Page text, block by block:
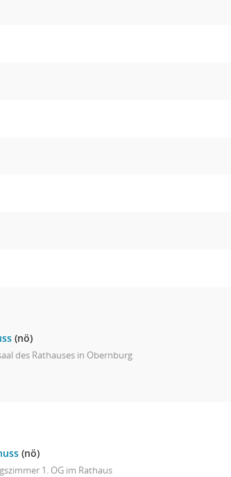
(nö)
des Rathauses in Obernburg
(nö)
1. OG im Rathaus